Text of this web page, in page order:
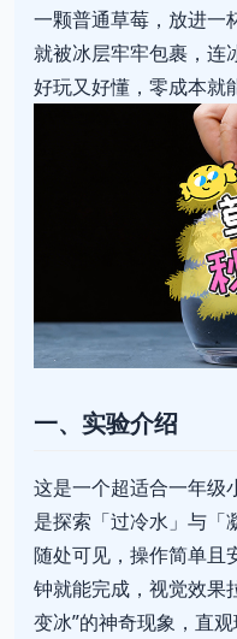
一颗普通草莓，放进一
就被冰层牢牢包裹，连
好玩又好懂，零成本就
一、实验介绍
这是一个超适合一年级
是探索「过冷水」与「
随处可见，操作简单且
钟就能完成，视觉效果
变冰”的神奇现象，直